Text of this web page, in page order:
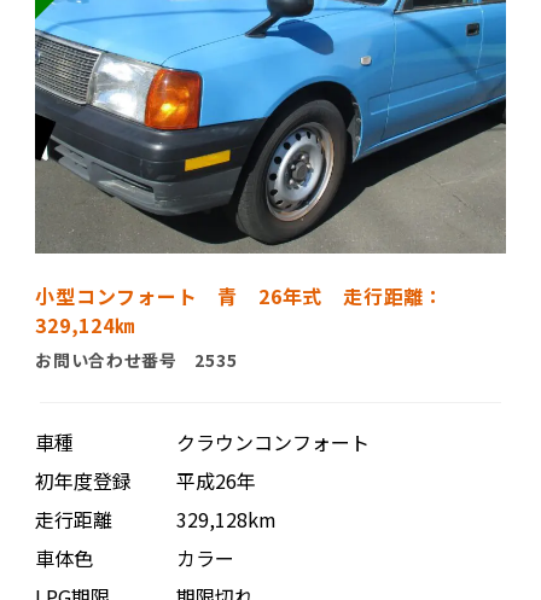
小型コンフォート 青 26年式 走行距離：
329,124㎞
お問い合わせ番号 2535
車種
クラウンコンフォート
初年度登録
平成26年
走行距離
329,128km
車体色
カラー